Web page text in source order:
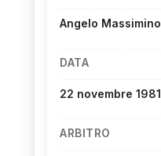
Angelo Massimino
DATA
22 novembre 1981
ARBITRO